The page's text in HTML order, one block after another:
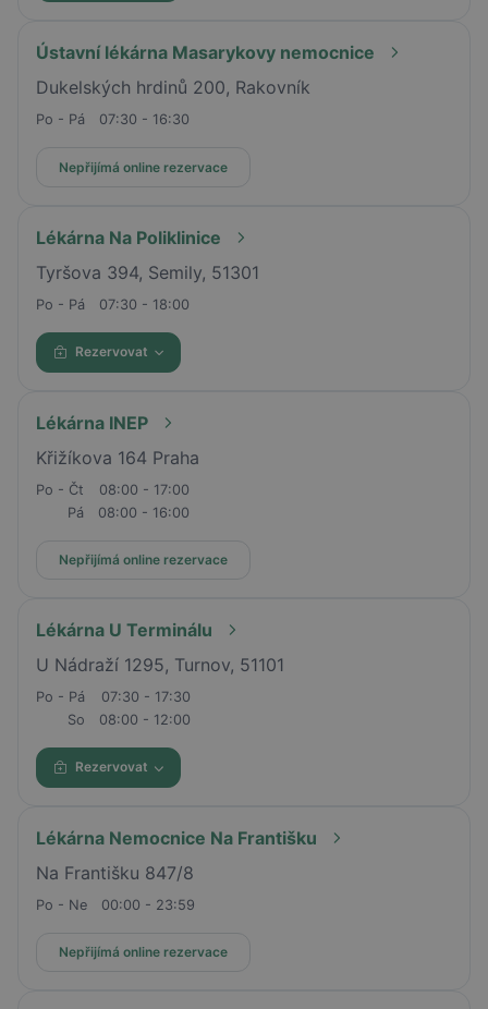
Ústavní lékárna Masarykovy nemocnice
Dukelských hrdinů 200, Rakovník
Po - Pá 07:30 - 16:30
Nepřijímá online rezervace
Lékárna Na Poliklinice
Tyršova 394, Semily, 51301
Po - Pá 07:30 - 18:00
Rezervovat
Lékárna INEP
Křižíkova 164 Praha
Po - Čt
08:00 - 17:00
Pá
08:00 - 16:00
Nepřijímá online rezervace
Lékárna U Terminálu
U Nádraží 1295, Turnov, 51101
Po - Pá
07:30 - 17:30
So
08:00 - 12:00
Rezervovat
Lékárna Nemocnice Na Františku
Na Františku 847/8
Po - Ne 00:00 - 23:59
Nepřijímá online rezervace